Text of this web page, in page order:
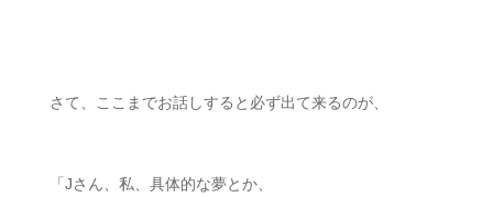
さて、ここまでお話しすると必ず出て来るのが、
「 Jさん、私、具体的な夢とか、